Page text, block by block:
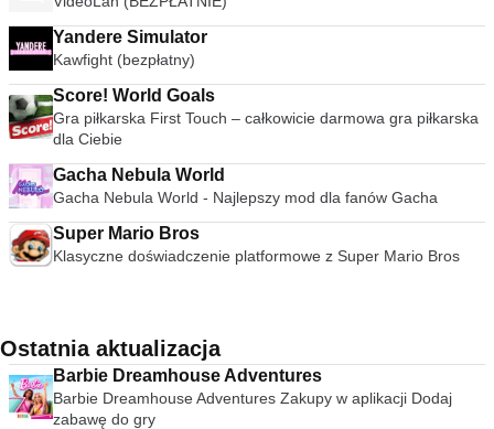
Yandere Simulator
Kawfight (bezpłatny)
Score! World Goals
Gra piłkarska First Touch – całkowicie darmowa gra piłkarska
dla Ciebie
Gacha Nebula World
Gacha Nebula World - Najlepszy mod dla fanów Gacha
Super Mario Bros
Klasyczne doświadczenie platformowe z Super Mario Bros
Ostatnia aktualizacja
Barbie Dreamhouse Adventures
Barbie Dreamhouse Adventures Zakupy w aplikacji Dodaj
zabawę do gry